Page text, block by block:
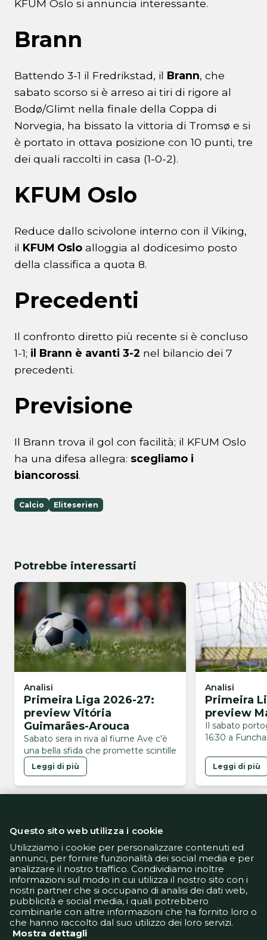
KFUM Oslo si annuncia interessante.
Brann
Battendo 3-1 il Fredrikstad, il Brann, che
sabato scorso si è arreso ai tiri di rigore al
Bodø/Glimt nella finale della Coppa di
Norvegia, ha bissato la vittoria di Tromsø e si
è portato in ottava posizione con 10 punti, tre
dei quali raccolti in casa (1-0-2).
KFUM Oslo
Reduce dallo scivolone interno con il Viking,
il KFUM Oslo alloggia al dodicesimo posto
della classifica a quota 8.
Precedenti
Il confronto diretto più recente si è concluso
1-1; il Brann è avanti 3-2 nel bilancio dei 7
precedenti.
Previsione
Il Brann trova il gol con facilità; il KFUM Oslo
ha una difesa allegra: scegliamo i
biancorossi.
Calcio Eliteserien
Potrebbe interessarti
Analisi
Primeira Liga 2026-27:
preview Vitória
Guimarães-Arouca
Sabato sera in riva al fiume Ave c'è
una bella sfida che promette scintille
Leggi di più
Analisi
Primeira
preview
Il sabato
16:30 a
Leggi di più
Informativa Privacy
Informativa Cookie
Tech App
Gestione preferenze
support@goldbetlive.it
Questo sito web utilizza i cookie
Utilizziamo i cookie per personalizzare contenuti ed
annunci, per fornire funzionalità dei social media e per
analizzare il nostro traffico. Condividiamo inoltre
informazioni sul modo in cui utilizza il nostro sito con i
nostri partner che si occupano di analisi dei dati web,
pubblicità e social media, i quali potrebbero
combinarle con altre informazioni che ha fornito loro o
che hanno raccolto dal suo utilizzo dei loro servizi.
Mostra dettagli